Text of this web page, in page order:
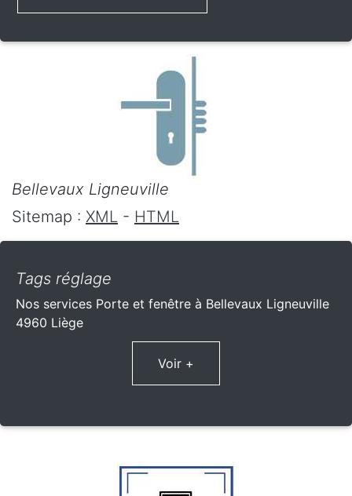
Bellevaux Ligneuville
Sitemap : XML - HTML
Tags réglage
Nos services Porte et fenêtre à Bellevaux Ligneuville
4960 Liège
Voir +